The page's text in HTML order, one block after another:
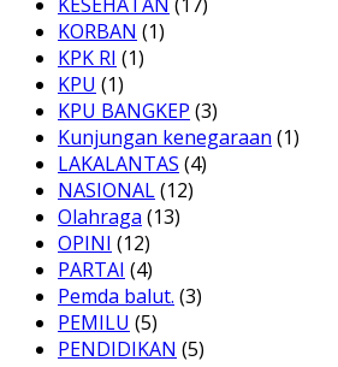
KORBAN (1)
KPK RI (1)
KPU (1)
KPU BANGKEP (3)
Kunjungan kenegaraan (1)
LAKALANTAS (4)
NASIONAL(12)
Olahraga (13)
OPINI (12)
PARTAI (4)
Pemda balut. (3)
PEMILU (5)
PENDIDIKAN (5)